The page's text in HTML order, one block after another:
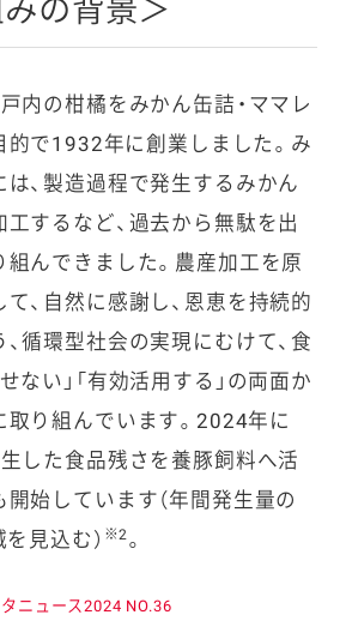
の背景＞
内の柑橘をみかん缶詰・ママレ
的で1932年に創業しました。み
、製造過程で発生するみかん
工するなど、過去から無駄を出
組んできました。農産加工を原
、自然に感謝し、恩恵を持続的
循環型社会の実現にむけて、食
ない」「有効活用する」の両面か
取り組んでいます。2024年に
した食品残さを養豚飼料へ活
始しています（年間発生量の
見込む） ※2。
ニュース2024 NO.36